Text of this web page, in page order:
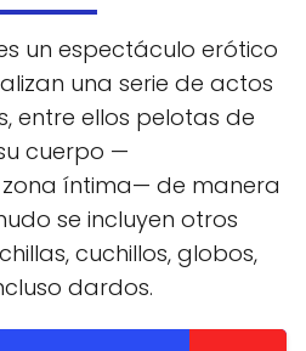
un espectáculo erótico
una serie de actos
entre ellos pelotas de
cuerpo —
íntima— de manera
se incluyen otros
cuchillos, globos,
dardos.